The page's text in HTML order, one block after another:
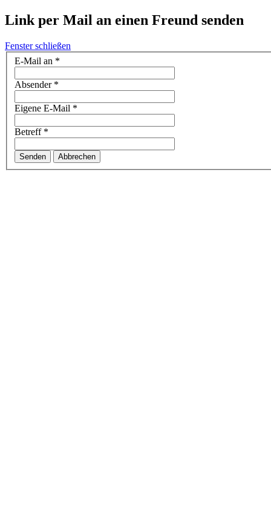
Link per Mail an einen Freund senden
Fenster schließen
E-Mail an *
Absender*
Eigene E-Mail *
Betreff*
Senden Abbrechen